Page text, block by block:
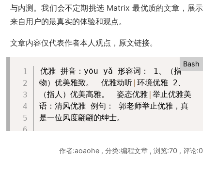
与内测。我们会不定期挑选 Matrix 最优质的文章，展示
来自用户的最真实的体验和观点。
文章内容仅代表作者本人观点，原文链接。
Bash
优雅 拼音：yōu yǎ 形容词： 1、（指
物）优美雅致。 优雅动听 |环境优雅 2、
（指人）优美高雅。 姿态优雅 |举止优雅美
语：清风优雅 例句： 郭老师举止优雅，真
是一位风度翩翩的绅士。
作者:aoaohe , 分类:编程文章 , 浏览:70 , 评论:0